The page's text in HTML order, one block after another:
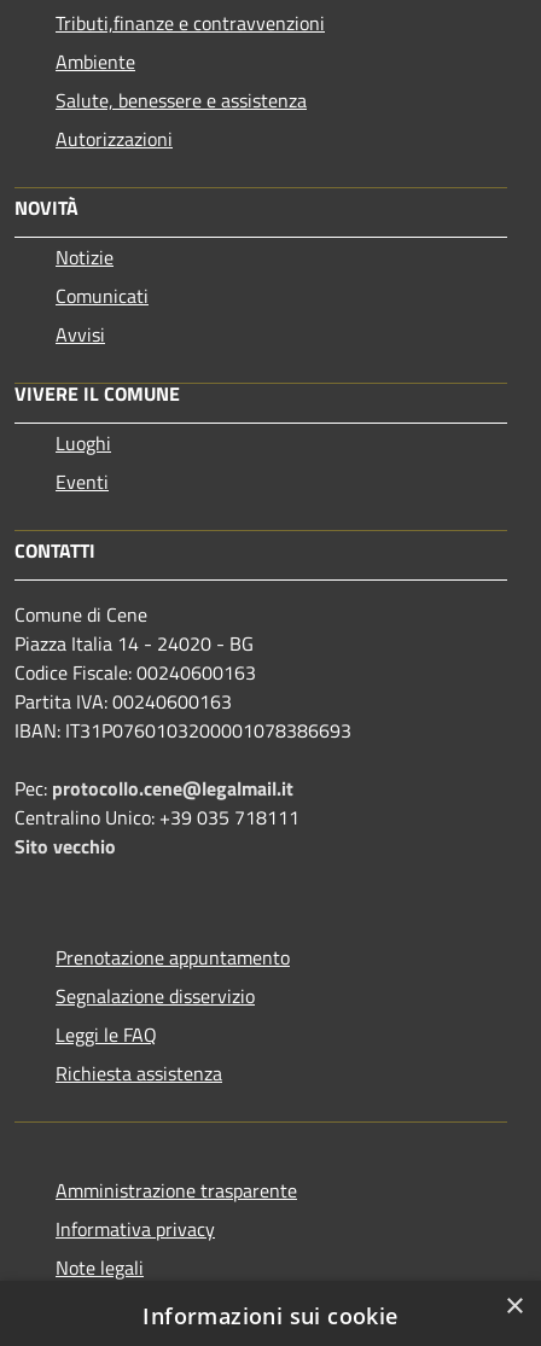
Tributi,finanze e contravvenzioni
Ambiente
Salute, benessere e assistenza
Autorizzazioni
NOVITÀ
Notizie
Comunicati
Avvisi
VIVERE IL COMUNE
Luoghi
Eventi
CONTATTI
Comune di Cene
Piazza Italia 14 - 24020 - BG
Codice Fiscale: 00240600163
Partita IVA: 00240600163
IBAN: IT31P0760103200001078386693
Pec: protocollo.cene@legalmail.it
Centralino Unico: +39 035 718111
Sito vecchio
Prenotazione appuntamento
Segnalazione disservizio
Leggi le FAQ
Richiesta assistenza
Amministrazione trasparente
Informativa privacy
Note legali
Dichiarazione di accessibilità
×
Informazioni sui cookie